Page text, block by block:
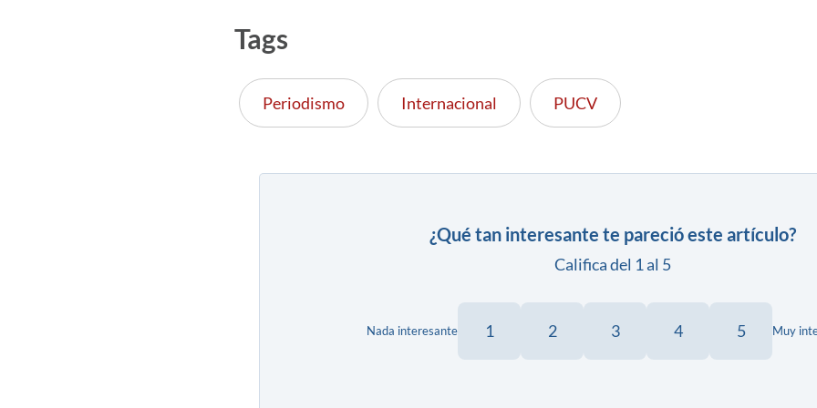
Tags
Periodismo Internacional PUCV
¿Qué tan interesante te pareció este artículo?
Califica del 1 al 5
Nada interesante 1 2 3 4 5 Muy